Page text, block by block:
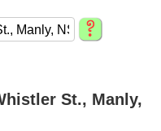
St., Manly,